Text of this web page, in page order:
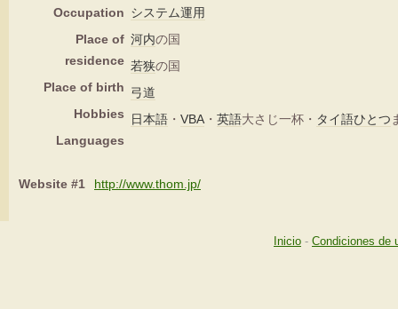
Occupation システム運用
Place of
residence
河内の国
Place of birth
若狭の国
Hobbies
弓道
Languages
日本語 ・ VBA・ 英語大さじ一杯・ タイ語ひとつ
Website #1 http://www.thom.jp/
Inicio - Condiciones de